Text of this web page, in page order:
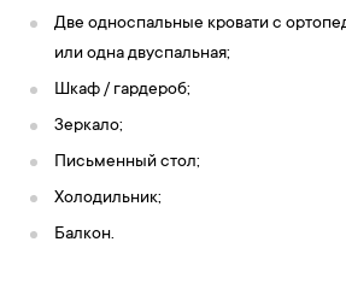
Две односпальные кровати с
или одна двуспальная;
Шкаф / гардероб;
Зеркало;
Письменный стол;
Холодильник;
Балкон.